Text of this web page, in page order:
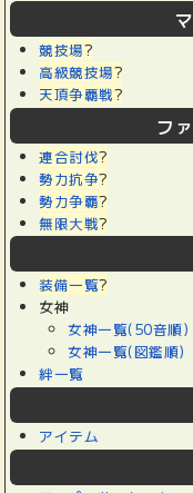
競技場?
高級競技場?
天頂争覇戦?
フ
連合討伐?
勢力抗争?
勢力争覇?
無限大戦?
装備一覧?
女神
女神一覧(50音順)
女神一覧(図鑑順)
絆一覧
アイテム